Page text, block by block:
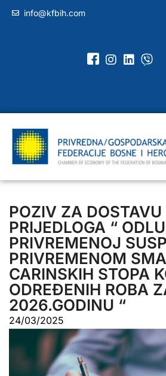
info@kfbih.com
POZIV ZA DOSTAVU
PRIJEDLOGA “
PRIVREMENOJ
PRIVREMENOM
CARINSKIH STOPA
ODREĐENIH ROBA
2026.GODINU “
24/03/2025